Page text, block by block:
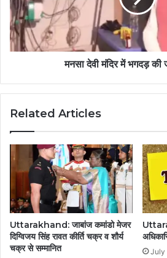
मनसा देवी मंदिर में भगदड़
Related Articles
Uttarakhand: जाबांज कमांडो मेजर
दिग्विजय सिंह रावत कीर्ति चक्र व शौर्य
चक्र से सम्मानित
July